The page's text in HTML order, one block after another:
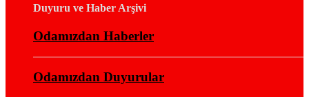
Duyuru ve Haber Arşivi
Odamızdan Haberler
Odamızdan Duyurular